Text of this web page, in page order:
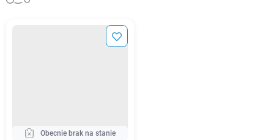
Obecnie brak na stanie